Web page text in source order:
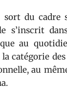
sort du
s’inscrit
au
catégorie
au